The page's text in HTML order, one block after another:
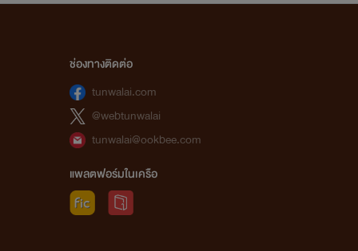
ช่องทางติดต่อ
tunwalai.com
@webtunwalai
tunwalai@ookbee.com
แพลตฟอร์มในเครือ